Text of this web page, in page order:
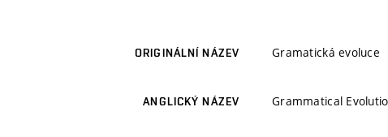
ORIGINÁLNÍ NÁZEV Gramatická evoluce
ANGLICKÝ NÁZEV Grammatical